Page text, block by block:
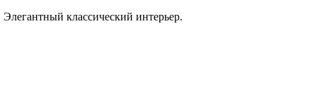
классический интерьер.